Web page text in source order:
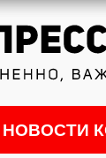
НОВОСТИ